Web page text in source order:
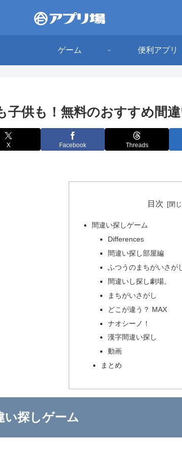
ゲーム 便利アプリ
子供も！無料のおすすめ間
X Facebook Threads
目次
間違い探しゲーム
Differences
間違い探し部屋編
ふつうのまちがいさが
間違いし探し劇場。
まちがいさがし
どこが違う？ MAX
ナオシーノ！
漢字間違い探し
動画
まとめ
い探しゲーム